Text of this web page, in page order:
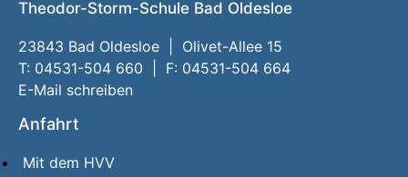
Theodor-Storm-Schule Bad Oldesloe
23843 Bad Oldesloe | Olivet-Allee 15
T: 04531-504 660 | F: 04531-504 664
E-Mail schreiben
Anfahrt
Mit dem HVV